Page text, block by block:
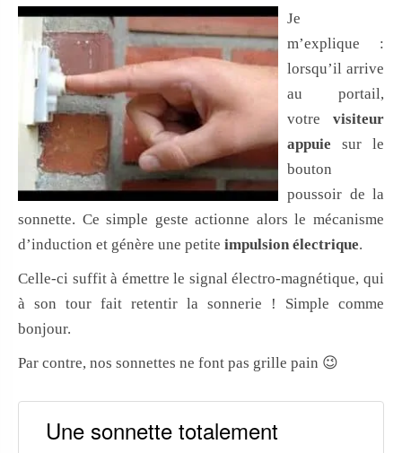
Je
m’explique :
lorsqu’il arrive
au portail,
votre visiteur
appuie sur le
bouton
poussoir de la
sonnette. Ce simple geste actionne alors le mécanisme
d’induction et génère une petite impulsion électrique.
Celle-ci suffit à émettre le signal électro-magnétique, qui
à son tour fait retentir la sonnerie ! Simple comme
bonjour.
Par contre, nos sonnettes ne font pas grille pain 😉
Une sonnette totalement